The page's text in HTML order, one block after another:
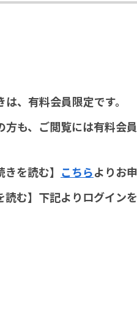
、有料会員限定です。
も、ご閲覧には有料会員
を読む】 こちらよりお
読む】下記よりログイン